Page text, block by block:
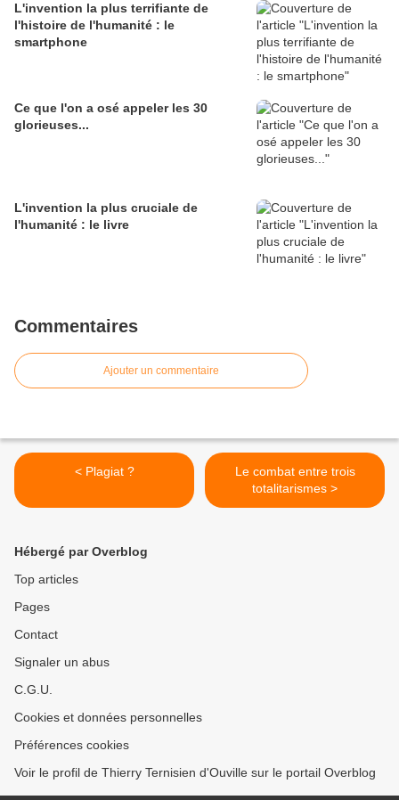
L'invention la plus terrifiante de
l'histoire de l'humanité : le
smartphone
Ce que l'on a osé appeler les 30
glorieuses...
L'invention la plus cruciale de
l'humanité : le livre
Commentaires
Ajouter un commentaire
< Plagiat ?
Le combat entre trois
totalitarismes >
Hébergé par Overblog
Top articles
Pages
Contact
Signaler un abus
C.G.U.
Cookies et données personnelles
Préférences cookies
Voir le profil de Thierry Ternisien d'Ouville sur le portail Overblog